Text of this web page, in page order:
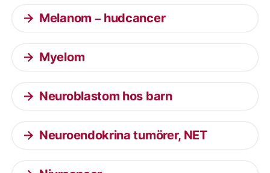
Melanom – hudcancer
Myelom
Neuroblastom hos barn
Neuroendokrina tumörer, NET